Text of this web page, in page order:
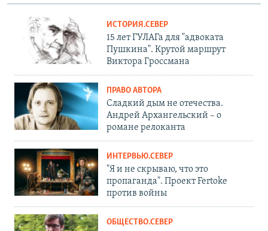
ИСТОРИЯ.СЕВЕР
15 лет ГУЛАГа для "адвоката
Пушкина". Крутой маршрут
Виктора Гроссмана
ПРАВО АВТОРА
Сладкий дым не отечества.
Андрей Архангельский – о
романе релоканта
ИНТЕРВЬЮ.СЕВЕР
"Я и не скрываю, что это
пропаганда". Проект Fertoke
против войны
ОБЩЕСТВО.СЕВЕР